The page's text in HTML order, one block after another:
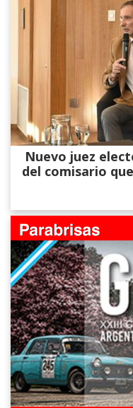
Nuevo juez
del comisario